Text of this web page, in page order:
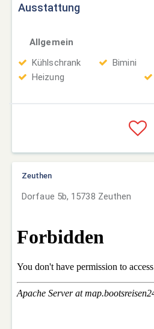
Ausstattung
Allgemein
Kühlschrank
Bimini
Heizung
Zeuthen
Dorfaue 5b, 15738 Zeuthen